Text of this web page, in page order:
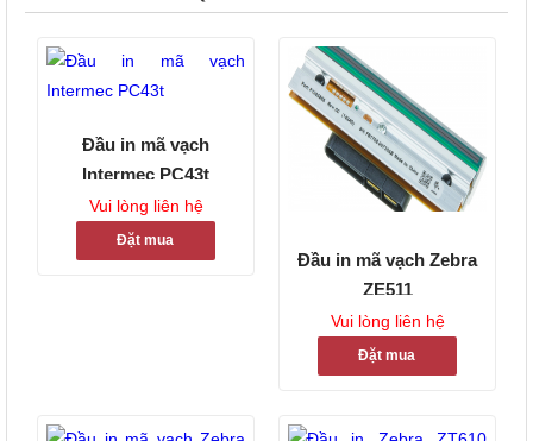
Đầu in mã vạch
Intermec PC43t
Vui lòng liên hệ
Đặt mua
Đầu in mã vạch Zebra
ZE511
Vui lòng liên hệ
Đặt mua